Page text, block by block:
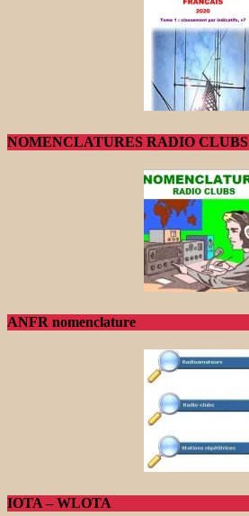
NOMENCLATURES RADIO CLUBS
ANFR nomenclature
IOTA – WLOTA